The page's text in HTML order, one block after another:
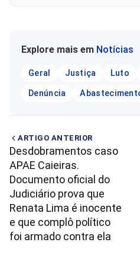
Explore mais em Notícias
Geral Justiça Luto
Denúncia
ARTIGO ANTERIOR
Desdobramentos caso
APAE Caieiras.
Documento oficial do
Judiciário prova que
Renata Lima é inocente
e que complô político
foi armado contra ela